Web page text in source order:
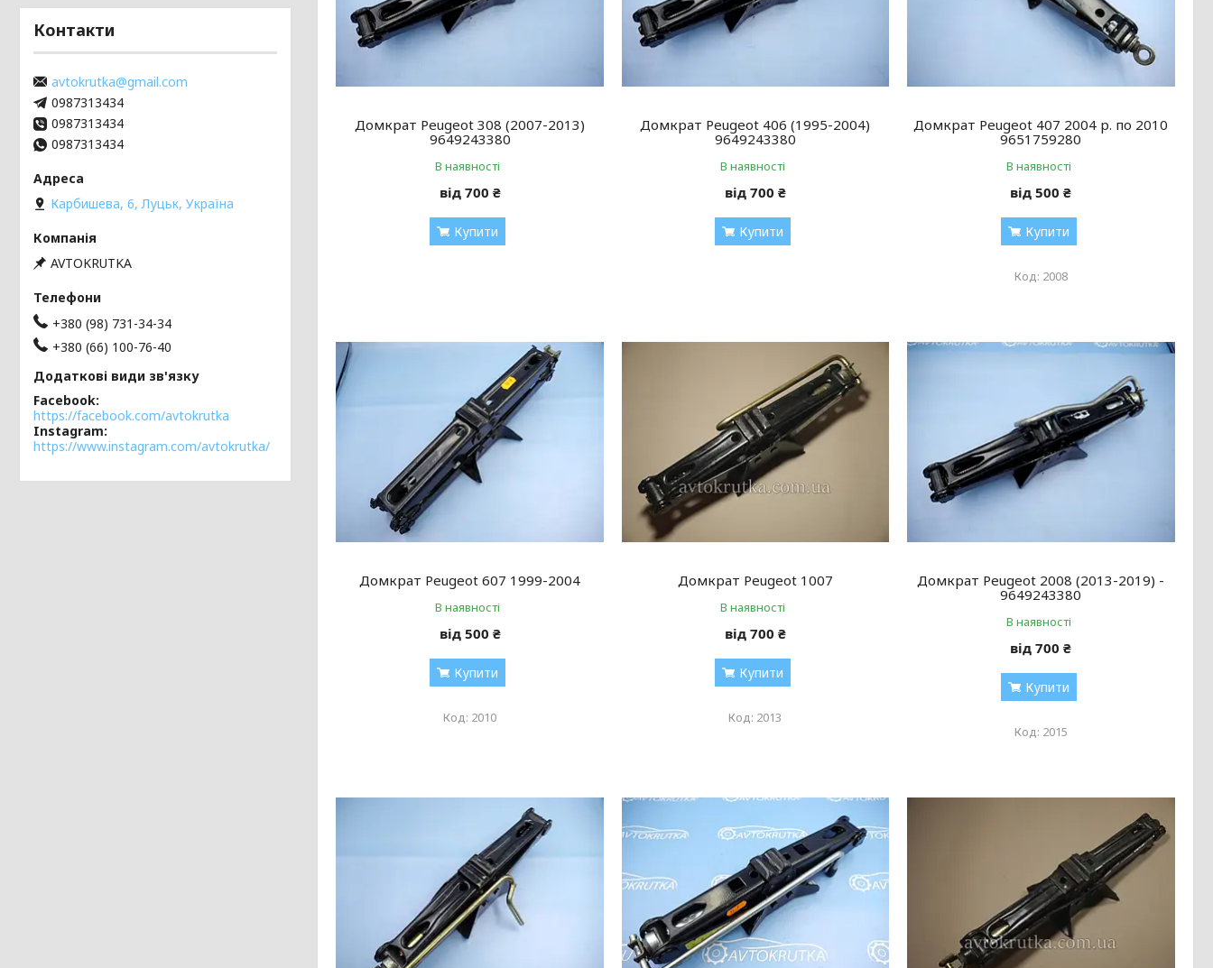
Домкрат Peugeot 308 (2007-2013)
9649243380
В наявності
від 700 ₴
Купити
Домкрат Peugeot 406 (1995-2004)
9649243380
В наявності
від 700 ₴
Купити
Домкрат Peugeot 407 2004 р. по 2010
9651759280
В наявності
від 500 ₴
Купити
2008
Домкрат Peugeot 607 1999-2004
В наявності
від 500 ₴
Купити
2010
Домкрат Peugeot 1007
В наявності
від 700 ₴
Купити
2013
Домкрат Peugeot 2008 (2013-2019) -
9649243380
В наявності
від 700 ₴
Купити
2015
Контакти
avtokrutka@gmail.com
0987313434
0987313434
0987313434
Карбишева, 6, Луцьк, Україна
AVTOKRUTKA
+380 (98) 731-34-34
+380 (66) 100-76-40
Facebook
https://facebook.com/avtokrutka
Instagram
https://www.instagram.com/avtokrutka/